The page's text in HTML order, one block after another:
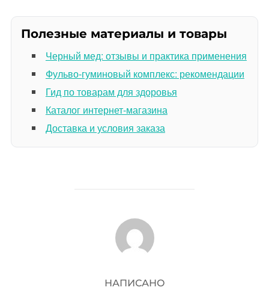
Полезные материалы и товары
Черный мед: отзывы и практика применения
Фульво-гуминовый комплекс: рекомендации
Гид по товарам для здоровья
Каталог интернет-магазина
Доставка и условия заказа
АВТОР ЗАПИСИ
НАПИСАНО